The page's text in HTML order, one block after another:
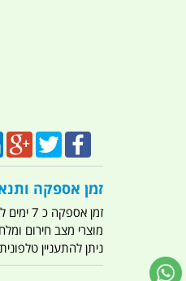
זמן אספקה
זמן אספקה כ 7 ימים לא כולל שבתות חגים ארועים חריגים מלחמות מגפה מתקפת טרור מתקפת מחשבים
מוצרי מצב חירום
ניתן להתעניין טלפונית טרם